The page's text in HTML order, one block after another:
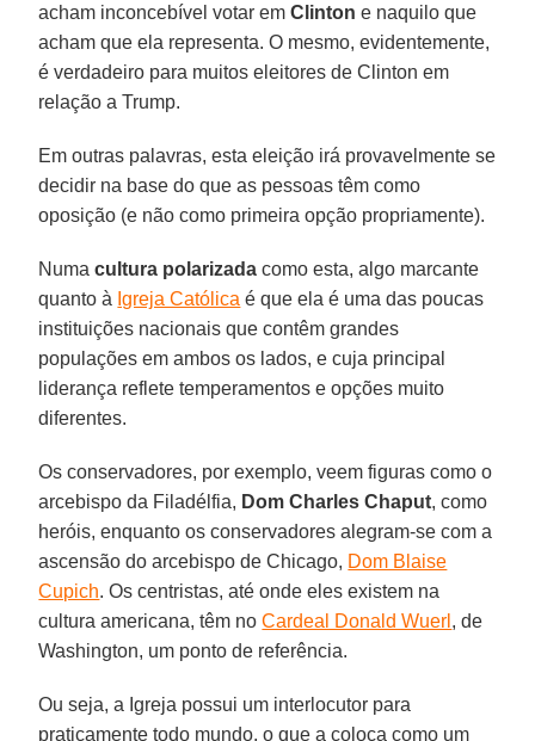
acham inconcebível votar emClinton e naquilo que
acham que ela representa. O mesmo, evidentemente,
é verdadeiro para muitos eleitores de Clinton em
relação a Trump.
Em outras palavras, esta eleição irá provavelmente se
decidir na base do que as pessoas têm como
oposição (e não como primeira opção propriamente).
Numacultura polarizada como esta, algo marcante
quanto à Igreja Católica é que ela é uma das poucas
instituições nacionais que contêm grandes
populações em ambos os lados, e cuja principal
liderança reflete temperamentos e opções muito
diferentes.
Os conservadores, por exemplo, veem figuras como o
arcebispo da Filadélfia, Dom Charles Chaput, como
heróis, enquanto os conservadores alegram-se com a
ascensão do arcebispo de Chicago, Dom Blaise
Cupich. Os centristas, até onde eles existem na
cultura americana, têm no Cardeal Donald Wuerl , de
Washington, um ponto de referência.
Ou seja, a Igreja possui um interlocutor para
praticamente todo mundo, o que a coloca como um